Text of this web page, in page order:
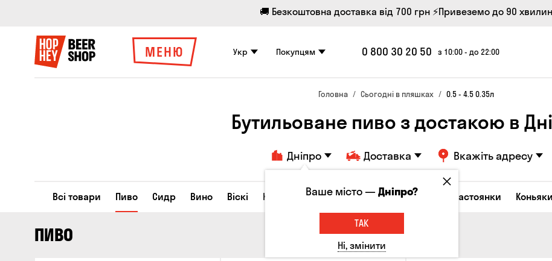
🚚 Безкоштовна доставка від 700 грн ⚡Привеземо до 90 хвилин
МЕНЮ Укр Покупцям 0 800 30 20 50 з 10:00 - до 22:00
Головна Сьогодні в пляшках 0.5 - 4.5 0.35л
Бутильоване пиво з достакою в
Дніпро Доставка Вкажіть адресу
Всі товари Пиво Сидр Вино Віскі Коктейлі Горілка Соджу Лікери та настоянки
ПИВО
Ваше місто —Дніпро?
ТАК
Ні, змінити